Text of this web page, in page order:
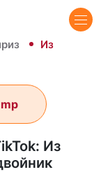
Из
Из